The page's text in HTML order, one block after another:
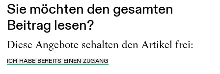
Sie möchten den gesamten
Beitrag lesen?
Diese Angebote schalten den Artikel frei:
ICH HABE BEREITS EINEN ZUGANG